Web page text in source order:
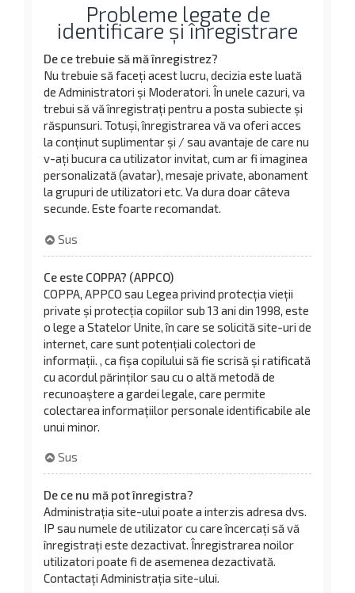
Probleme legate de
identificare și înregistrare
De ce trebuie să mă înregistrez?
Nu trebuie să faceți acest lucru, decizia este luată
de Administratori și Moderatori. În unele cazuri, va
trebui să vă înregistrați pentru a posta subiecte și
răspunsuri. Totuși, înregistrarea vă va oferi acces
la conținut suplimentar și / sau avantaje de care nu
v-ați bucura ca utilizator invitat, cum ar fi imaginea
personalizată (avatar), mesaje private, abonament
la grupuri de utilizatori etc. Va dura doar câteva
secunde. Este foarte recomandat.
Sus
Ce este COPPA? (APPCO)
COPPA, APPCO sau Legea privind protecția vieții
private și protecția copiilor sub 13 ani din 1998, este
o lege a Statelor Unite, în care se solicită site-uri de
internet, care sunt potențiali colectori de
informații. , ca fișa copilului să fie scrisă și ratificată
cu acordul părinților sau cu o altă metodă de
recunoaștere a gardei legale, care permite
colectarea informațiilor personale identificabile ale
unui minor.
Sus
De ce nu mă pot înregistra?
Administrația site-ului poate a interzis adresa dvs.
IP sau numele de utilizator cu care încercați să vă
înregistrați este dezactivat. Înregistrarea noilor
utilizatori poate fi de asemenea dezactivată.
Contactați Administrația site-ului.